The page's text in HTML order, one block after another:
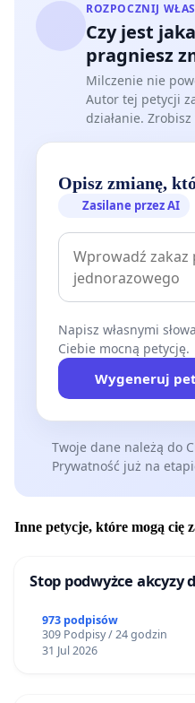
ROZPOCZNIJ
Czy jest
pragniesz
Milczenie nie
Autor tej petycji
działanie. Zrobisz
Opisz zmianę,
Zasilane przez AI
Napisz własnymi
Ciebie mocną petycję.
Wygeneruj
Twoje dane należą do
Prywatność już na
Inne petycje, które mogą cię
Stop podwyżce akcyzy
973 podpisów
309 Podpisy / 24 godzin
31 Jul 2026